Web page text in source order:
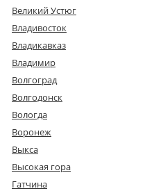
Великий Устюг
Владивосток
Владикавказ
Владимир
Волгоград
Волгодонск
Вологда
Воронеж
Выкса
Высокая гора
Гатчина